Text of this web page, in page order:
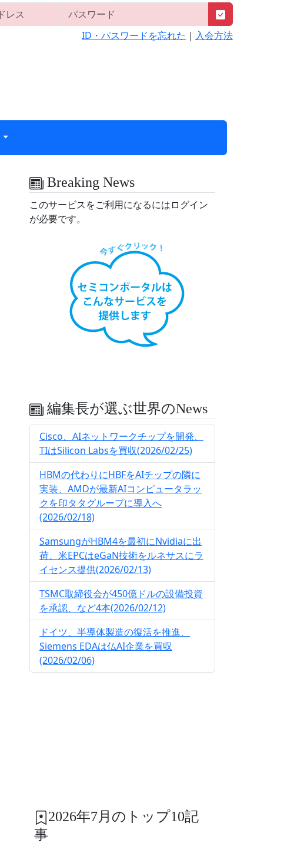
ID・パスワードを忘れた ｜ 入会方法
Breaking News
このサービスをご利用になるにはログイン
が必要です。
編集長が選ぶ世界のNews
Cisco、AIネットワークチップを開発、
TIはSilicon Labsを買収(2026/02/25)
HBMの代わりにHBFをAIチップの隣に
実装、AMDが最新AIコンピュータラッ
クを印タタグループに導入へ
(2026/02/18)
SamsungがHBM4を最初にNvidiaに出
荷、米EPCはeGaN技術をルネサスにラ
イセンス提供(2026/02/13)
TSMC取締役会が450億ドルの設備投資
を承認、など4本(2026/02/12)
ドイツ、半導体製造の復活を推進、
Siemens EDAは仏AI企業を買収
(2026/02/06)
2026年7月のトップ10記
事